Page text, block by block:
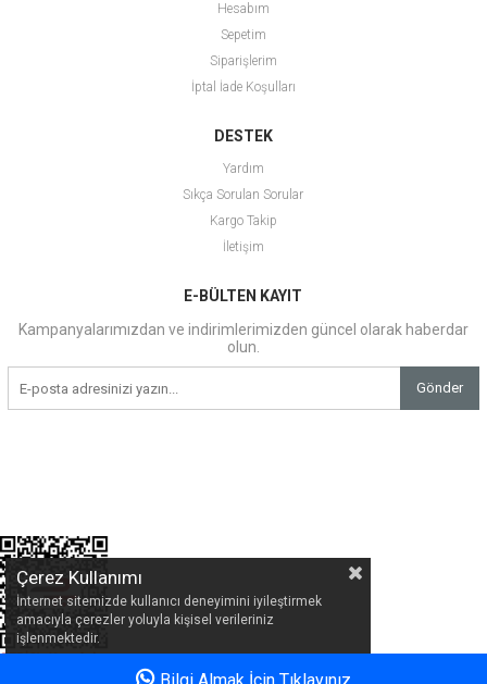
Hesabım
Sepetim
Siparişlerim
İptal İade Koşulları
DESTEK
Yardım
Sıkça Sorulan Sorular
Kargo Takip
İletişim
E-BÜLTEN KAYIT
Kampanyalarımızdan ve indirimlerimizden güncel olarak haberdar
olun.
Gönder
Çerez Kullanımı
İnternet sitemizde kullanıcı deneyimini iyileştirmek
amacıyla çerezler yoluyla kişisel verileriniz
işlenmektedir.